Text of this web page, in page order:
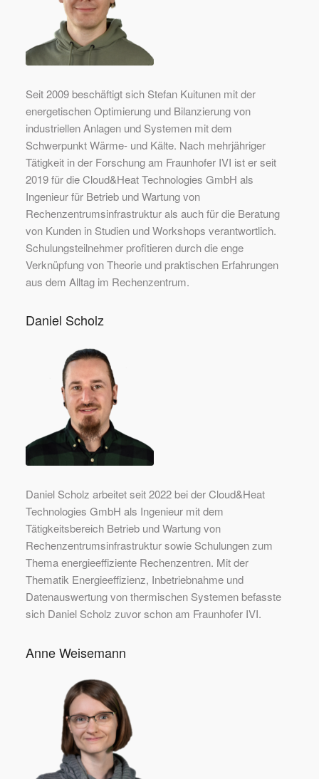
Seit 2009 beschäftigt sich Stefan Kuitunen mit der
energetischen Optimierung und Bilanzierung von
industriellen Anlagen und Systemen mit dem
Schwerpunkt Wärme- und Kälte. Nach mehrjähriger
Tätigkeit in der Forschung am Fraunhofer IVI ist er seit
2019 für die Cloud&Heat Technologies GmbH als
Ingenieur für Betrieb und Wartung von
Rechenzentrumsinfrastruktur als auch für die Beratung
von Kunden in Studien und Workshops verantwortlich.
Schulungsteilnehmer profitieren durch die enge
Verknüpfung von Theorie und praktischen Erfahrungen
aus dem Alltag im Rechenzentrum.
Daniel Scholz
Daniel Scholz arbeitet seit 2022 bei der Cloud&Heat
Technologies GmbH als Ingenieur mit dem
Tätigkeitsbereich Betrieb und Wartung von
Rechenzentrumsinfrastruktur sowie Schulungen zum
Thema energieeffiziente Rechenzentren. Mit der
Thematik Energieeffizienz, Inbetriebnahme und
Datenauswertung von thermischen Systemen befasste
sich Daniel Scholz zuvor schon am Fraunhofer IVI.
Anne Weisemann